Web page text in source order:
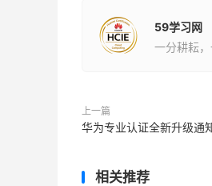
59学习网
一分耕耘，
上一篇
华为专业认证全新升级通
相关推荐